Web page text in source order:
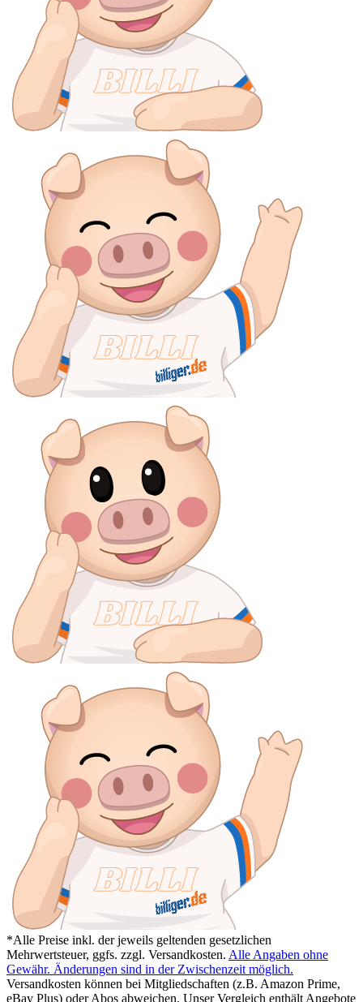
*Alle Preise inkl. der jeweils geltenden gesetzlichen
Mehrwertsteuer, ggfs. zzgl. Versandkosten. Alle Angaben ohne
Gewähr. Änderungen sind in der Zwischenzeit möglich.
Versandkosten können bei Mitgliedschaften (z.B. Amazon Prime,
eBay Plus) oder Abos abweichen. Unser Vergleich enthält Angebote